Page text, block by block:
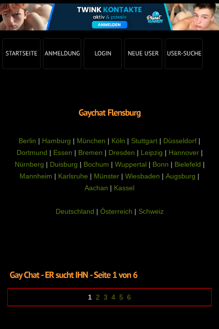
Berlin | Hamburg | München | Köln | Stuttgart | Düsseldorf |
Dortmund | Essen | Bremen | Dresden | Leipzig | Hannover|
Nürnberg | Duisburg | Bochum | Wuppertal | Bonn | Bielefeld |
Mannheim | Karlsruhe | Münster | Wiesbaden | Augsburg |
Aachan | Kassel
Deutschland | Österreich | Schweiz
1 2 3 4 5 6